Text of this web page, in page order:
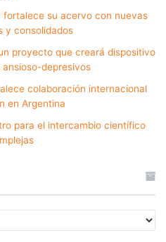
fortalece su acervo con nuevas
y consolidados
proyecto que creará dispositivo
depresivos
colaboración internacional
en Argentina
para el intercambio científico